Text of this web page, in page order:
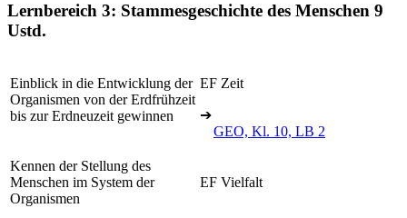
Lernbereich 3: Stammesgeschichte des Menschen 9
Ustd.
Einblick in die Entwicklung der
Organismen von der Erdfrühzeit
bis zur Erdneuzeit gewinnen
EF Zeit
➔
GEO, Kl. 10, LB 2
Kennen der Stellung des
Menschen im System der
Organismen
EF Vielfalt